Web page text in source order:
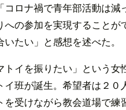
ロナ禍で青年部活動は減
の参加を実現することが
たい」と感想を述べた。
イを振りたい」という女
班が誕生。希望者は２０
受けながら教会道場で練